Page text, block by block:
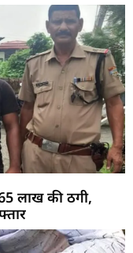
लाख की ठगी,